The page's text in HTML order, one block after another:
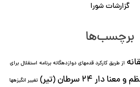
گزارشات شورا
برچسب‌ها
از طریق کارکرد قدمهای دوازده⁯گانه برنامه استقلال برای
دار ٢۴ سرطان (تیر)
تغییر انگیزه⁯ها